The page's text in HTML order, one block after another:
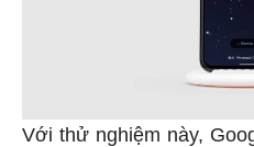
Với thử nghiệm này,